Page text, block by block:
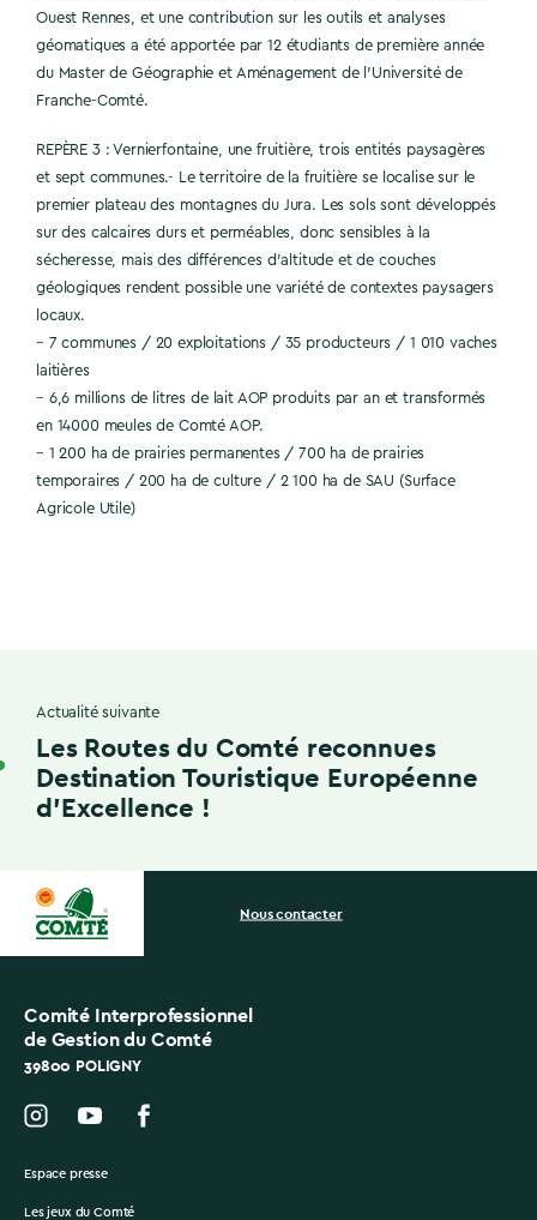
Ouest Rennes, et une contribution sur les outils et analyses
géomatiques a été apportée par 12 étudiants de première année
du Master de Géographie et Aménagement de l’Université de
Franche-Comté.
REPÈRE 3 : Vernierfontaine, une fruitière, trois entités paysagères
et sept communes.- Le territoire de la fruitière se localise sur le
premier plateau des montagnes du Jura. Les sols sont développés
sur des calcaires durs et perméables, donc sensibles à la
sécheresse, mais des différences d’altitude et de couches
géologiques rendent possible une variété de contextes paysagers
locaux.
– 7 communes / 20 exploitations / 35 producteurs / 1 010 vaches
laitières
– 6,6 millions de litres de lait AOP produits par an et transformés
en 14000 meules de Comté AOP.
– 1 200 ha de prairies permanentes / 700 ha de prairies
temporaires / 200 ha de culture / 2 100 ha de SAU (Surface
Agricole Utile)
Actualité suivante
Les Routes du Comté reconnues
Destination Touristique Européenne
d’Excellence !
Comité Interprofessionnel
de Gestion du Comté
39800 POLIGNY
Nous contacter
Espace presse
Les jeux du Comté